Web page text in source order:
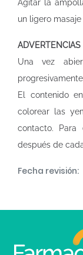
Agitar la
un ligero
ADVERTENCIAS
Una vez
El contenido
colorear las
contacto. Para
después de
Fecha revisión: